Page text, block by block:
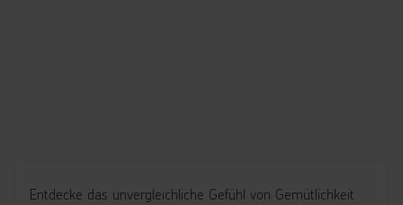
Entdecke das unvergleichliche Gefühl von Gemütlichkeit